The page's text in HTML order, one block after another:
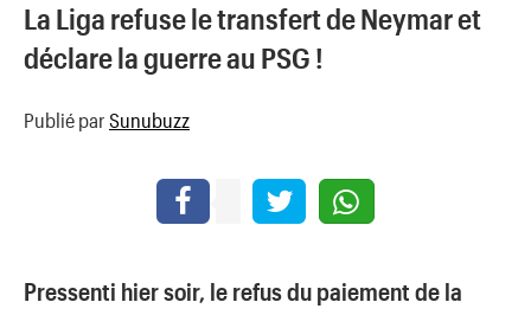
La Liga refuse le transfert de Neymar et
déclare la guerre au PSG !
Publié par Sunubuzz
Pressenti hier soir, le refus du paiement de la